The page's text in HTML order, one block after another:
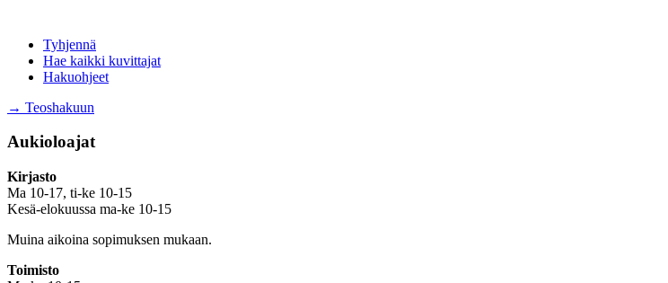
Tyhjennä
Hae kaikki kuvittajat
Hakuohjeet
→ Teoshakuun
Aukioloajat
Kirjasto
Ma 10-17, ti-ke 10-15
Kesä-elokuussa ma-ke 10-15
Muina aikoina sopimuksen mukaan.
Toimisto